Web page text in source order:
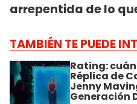
arrepentida de lo
TAMBIÉN TE PUEDE
Rating:
Réplica de
Jenny
Generación